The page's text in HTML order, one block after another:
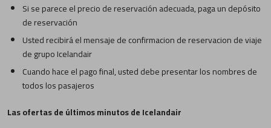
Si se parece el precio de reservación adecuada, paga un depósito
de reservación
Usted recibirá el mensaje de confirmacion de reservacion de viaje
de grupo Icelandair
Cuando hace el pago final, usted debe presentar los nombres de
todos los pasajeros
Las ofertas de últimos minutos de Icelandair